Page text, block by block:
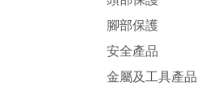
腳部保護
安全產品
金屬及工具產品